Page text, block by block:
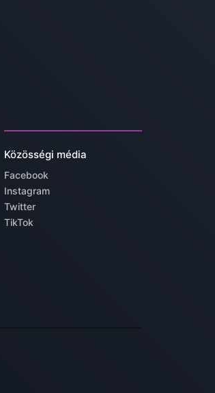
Közösségi média
Facebook
Instagram
Twitter
TikTok